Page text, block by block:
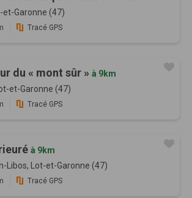
et-Garonne (47)
Tracé GPS
du « mont sûr » à 9km
et-Garonne (47)
Tracé GPS
à 9km
Libos, Lot-et-Garonne (47)
Tracé GPS